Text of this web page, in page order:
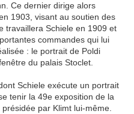
Ce dernier dirige alors
1903, visant au soutien des
travaillera Schiele en 1909 et
commandes qui lui
: le portrait de Poldi
du palais Stoclet.
Schiele exécute un portrait
tenir la 49e exposition de la
par Klimt lui-même.